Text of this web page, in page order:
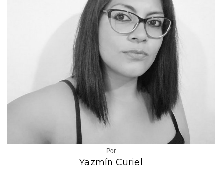
Por
Yazmín Curiel